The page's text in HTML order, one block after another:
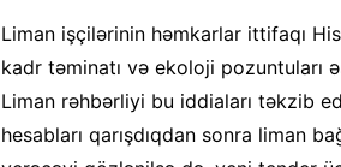
Liman işçilərinin həmkarlar ittifaqı
kadr təminatı və ekoloji pozuntuları
Liman rəhbərliyi bu iddiaları təkzib
hesabları qarışdıqdan sonra liman